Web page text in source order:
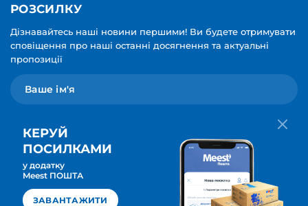
РОЗСИЛКУ
Дізнавайтесь наші новини першими! Ви будете отримувати
сповіщення про наші останні досягнення та актуальні
пропозиції
Мова для вашої розсилки
Українська
ПІДПИСАТИСЯ
КЕРУЙ
ПОСИЛКАМИ
у додатку
Meest ПОШТА
ЗАВАНТАЖИТИ